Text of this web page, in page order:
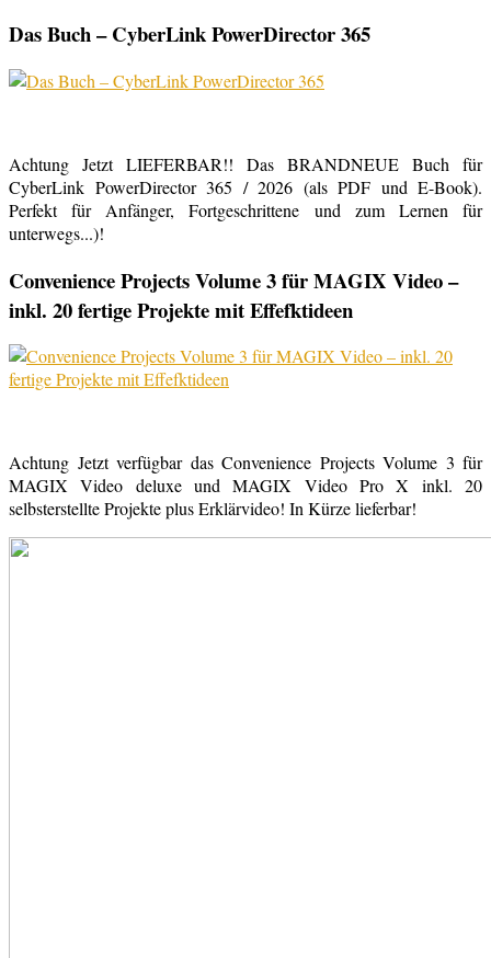
Das Buch – CyberLink PowerDirector 365
Achtung Jetzt LIEFERBAR!! Das BRANDNEUE Buch für
CyberLink PowerDirector 365 / 2026 (als PDF und E-Book).
Perfekt für Anfänger, Fortgeschrittene und zum Lernen für
unterwegs...)!
Convenience Projects Volume 3 für MAGIX Video –
inkl. 20 fertige Projekte mit Effefktideen
Achtung Jetzt verfügbar das Convenience Projects Volume 3 für
MAGIX Video deluxe und MAGIX Video Pro X inkl. 20
selbsterstellte Projekte plus Erklärvideo! In Kürze lieferbar!